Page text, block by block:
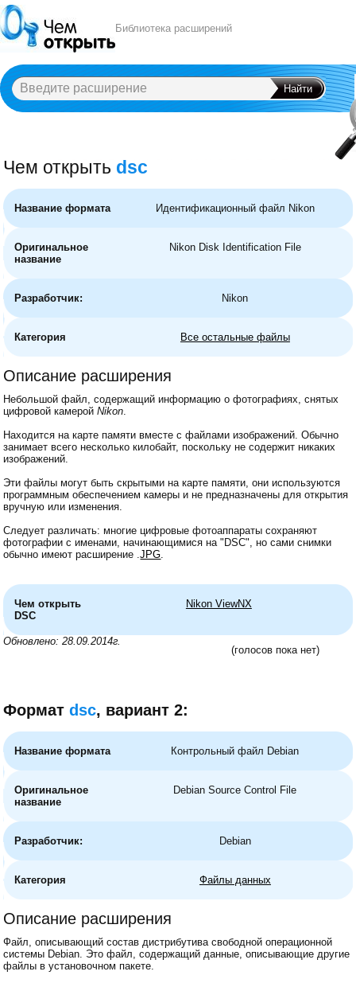
Библиотека расширений
A B C E G H I X
Чем открыть dsc
Название формата Идентификационный файл Nikon
Оригинальное
название
Nikon Disk Identification File
Разработчик: Nikon
Категория Все остальные файлы
Описание расширения
Небольшой файл, содержащий информацию о фотографиях, снятых
цифровой камеройNikon.
Находится на карте памяти вместе с файлами изображений. Обычно
занимает всего несколько килобайт, поскольку не содержит никаких
изображений.
Эти файлы могут быть скрытыми на карте памяти, они используются
программным обеспечением камеры и не предназначены для открытия
вручную или изменения.
Следует различать: многие цифровые фотоаппараты сохраняют
фотографии с именами, начинающимися на "DSC", но сами снимки
обычно имеют расширение .JPG.
Чем открыть
DSC
Nikon ViewNX
Обновлено: 28.09.2014г.
(голосов пока нет)
Форматdsc, вариант 2:
Название формата Контрольный файл Debian
Оригинальное
название
Debian Source Control File
Разработчик: Debian
Категория Файлы данных
Описание расширения
Файл, описывающий состав дистрибутива свободной операционной
системы Debian. Это файл, содержащий данные, описывающие другие
файлы в установочном пакете.